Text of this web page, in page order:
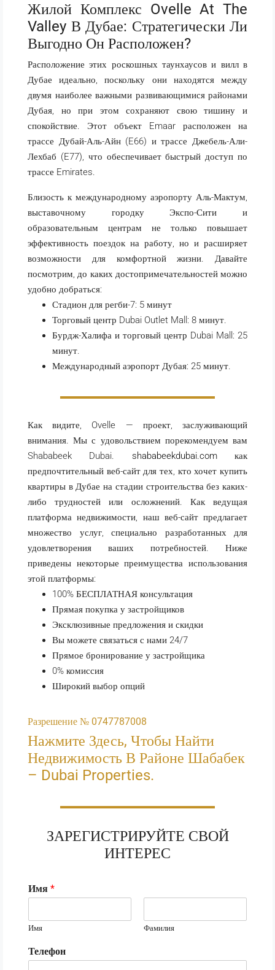
Жилой Комплекс Ovelle At The
Valley В Дубае: Стратегически Ли
Выгодно Он Расположен?
Расположение этих роскошных таунхаусов и вилл в
Дубае идеально, поскольку они находятся между
двумя наиболее важными развивающимися районами
Дубая, но при этом сохраняют свою тишину и
спокойствие. Этот объект Emaar расположен на
трассе Дубай-Аль-Айн (E66) и трассе Джебель-Али-
Лехбаб (E77), что обеспечивает быстрый доступ по
трассе Emirates.
Близость к международному аэропорту Аль-Мактум,
выставочному городку Экспо-Сити и
образовательным центрам не только повышает
эффективность поездок на работу, но и расширяет
возможности для комфортной жизни. Давайте
посмотрим, до каких достопримечательностей можно
удобно добраться:
Стадион для регби-7: 5 минут
Торговый центр Dubai Outlet Mall: 8 минут.
Бурдж-Халифа и торговый центр Dubai Mall: 25
минут.
Международный аэропорт Дубая: 25 минут.
Как видите, Ovelle — проект, заслуживающий
внимания. Мы с удовольствием порекомендуем вам
Shababeek Dubai. shababeekdubai.comкак
предпочтительный веб-сайт для тех, кто хочет купить
квартиры в Дубае на стадии строительства без каких-
либо трудностей или осложнений. Как ведущая
платформа недвижимости, наш веб-сайт предлагает
множество услуг, специально разработанных для
удовлетворения ваших потребностей. Ниже
приведены некоторые преимущества использования
этой платформы:
100% БЕСПЛАТНАЯ консультация
Прямая покупка у застройщиков
Эксклюзивные предложения и скидки
Вы можете связаться с нами 24/7
Прямое бронирование у застройщика
0% комиссия
Широкий выбор опций
Разрешение № 0747787008
Нажмите Здесь, Чтобы Найти
Недвижимость В Районе Шабабек
– Dubai Properties.
ЗАРЕГИСТРИРУЙТЕ СВОЙ
ИНТЕРЕС
Имя *
Имя Фамилия
Телефон